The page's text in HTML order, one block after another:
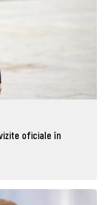
oficiale în